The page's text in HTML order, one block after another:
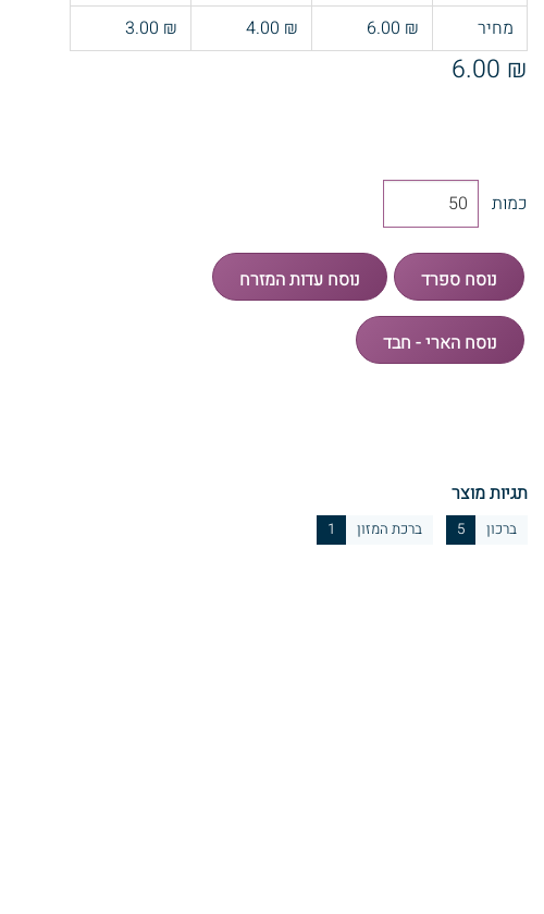
מחיר
₪ 6.00
₪ 4.00
₪ 3.00
₪ 6.00
כמות
תגיות מוצר
ברכון 5 ברכת המזון 1